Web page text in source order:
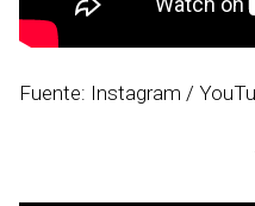
Fuente: Instagram /